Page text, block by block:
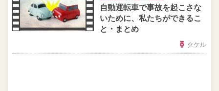
自動運転車で事故を起こさな
いために、私たちができるこ
と・まとめ
タケル